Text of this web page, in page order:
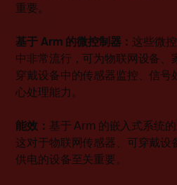
重要。
基于 Arm 的微控制器：这些微
中非常流行，可为物联网设备、
穿戴设备中的传感器监控、信号
心处理能力。
能效： 基于 Arm 的嵌入式系统
这对于物联网传感器、可穿戴设
供电的设备至关重要。